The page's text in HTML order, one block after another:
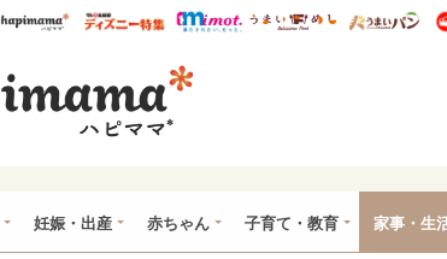
ウレぴあ総研ハピママ* ウレぴあ総研 ディズニー特集
mimot. うまいめし
妊娠・出産 赤ちゃん 子育て・教育 家事・生